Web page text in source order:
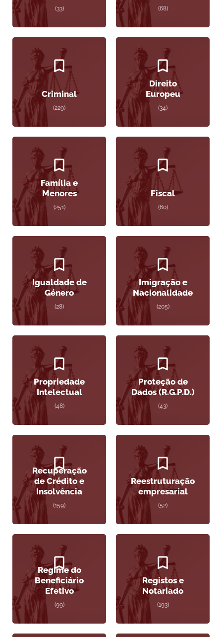
(33) (68)
Criminal
(229)
Direito
Europeu
(34)
Família e
Menores
(251)
Fiscal
(60)
Igualdade de
Género
(28)
Imigração e
Nacionalidade
(205)
Propriedade
Intelectual
(48)
Proteção de
Dados (R.G.P.D.)
(43)
Recuperação
de Crédito e
Insolvência
(159)
Reestruturação
empresarial
(52)
Regime do
Beneficiário
Efetivo
(99)
Registos e
Notariado
(193)